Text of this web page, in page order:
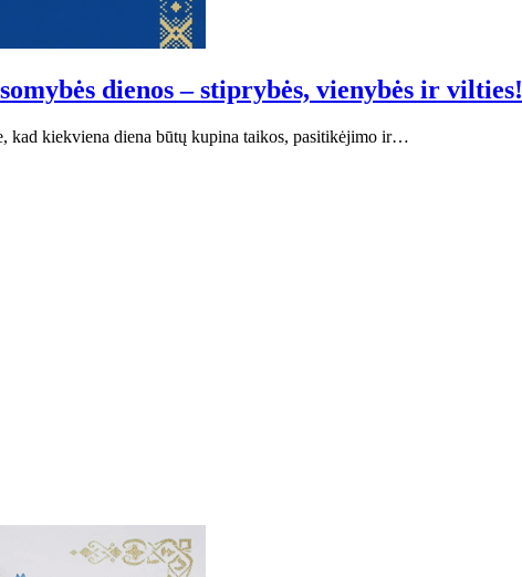
dienos – stiprybės, vienybės ir vilties!
kad kiekviena diena būtų kupina taikos, pasitikėjimo ir…